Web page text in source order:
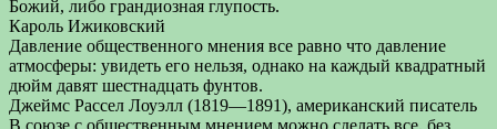
Божий, либо грандиозная глупость.
Кароль Ижиковский
Давление общественного мнения все равно что давление
атмосферы: увидеть его нельзя, однако на каждый квадратный
дюйм давят шестнадцать фунтов.
Джеймс Рассел Лоуэлл (1819—1891), американский писатель
В союзе с общественным мнением можно сделать все, без